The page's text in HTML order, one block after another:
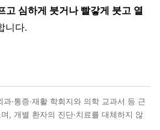
고 심하게 붓거나 빨갛게 붓고 열
니다.
·통증·재활 학회지와 의학 교과서 등 근
, 개별 환자의 진단·치료를 대체하지 않